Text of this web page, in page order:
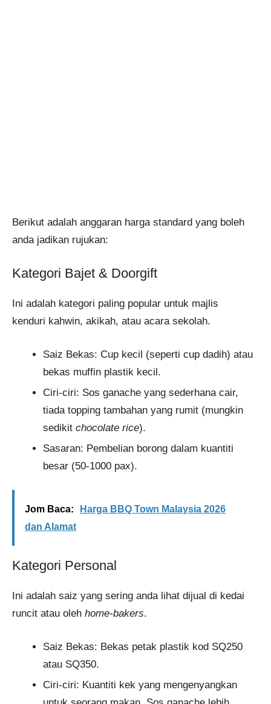
Berikut adalah anggaran harga standard yang boleh
anda jadikan rujukan:
Kategori Bajet & Doorgift
Ini adalah kategori paling popular untuk majlis
kenduri kahwin, akikah, atau acara sekolah.
Saiz Bekas: Cup kecil (seperti cup dadih) atau
bekas muffin plastik kecil.
Ciri-ciri: Sos ganache yang sederhana cair,
tiada topping tambahan yang rumit (mungkin
sedikit chocolate rice).
Sasaran: Pembelian borong dalam kuantiti
besar (50-1000 pax).
Jom Baca:
Harga BBQ Town Malaysia 2026
dan Alamat
Kategori Personal
Ini adalah saiz yang sering anda lihat dijual di kedai
runcit atau oleh home-bakers.
Saiz Bekas: Bekas petak plastik kod SQ250
atau SQ350.
Ciri-ciri: Kuantiti kek yang mengenyangkan